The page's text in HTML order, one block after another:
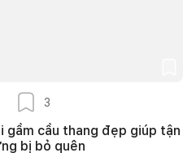
3
gầm cầu thang đẹp giúp tận
bị bỏ quên